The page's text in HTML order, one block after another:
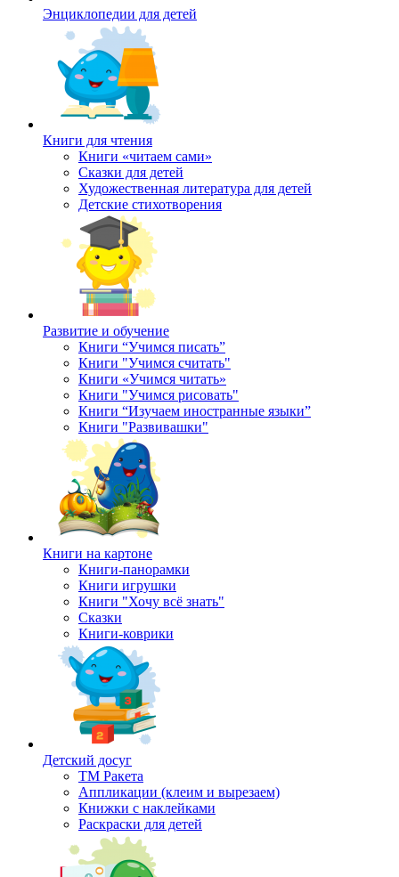
Энциклопедии для детей
Книги для чтения
Книги «читаем сами»
Сказки для детей
Художественная литература для детей
Детские стихотворения
Развитие и обучение
Книги “Учимся писать”
Книги "Учимся считать"
Книги «Учимся читать»
Книги "Учимся рисовать"
Книги “Изучаем иностранные языки”
Книги "Развивашки"
Книги на картоне
Книги-панорамки
Книги игрушки
Книги "Хочу всё знать"
Сказки
Книги-коврики
Детский досуг
ТМ Ракета
Аппликации (клеим и вырезаем)
Книжки с наклейками
Раскраски для детей